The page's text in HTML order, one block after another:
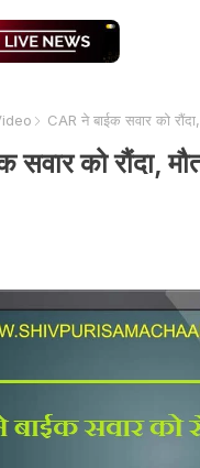
CAR ने बाईक सवार को
सवार को रौंदा,